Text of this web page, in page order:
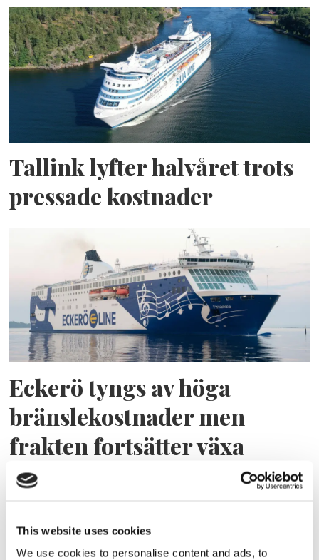
This website uses cookies
We use cookies to personalise content and ads, to
Tallink lyfter halvåret trots
pressade kostnader
Eckerö tyngs av höga
bränslekostnader men
frakten fortsätter växa